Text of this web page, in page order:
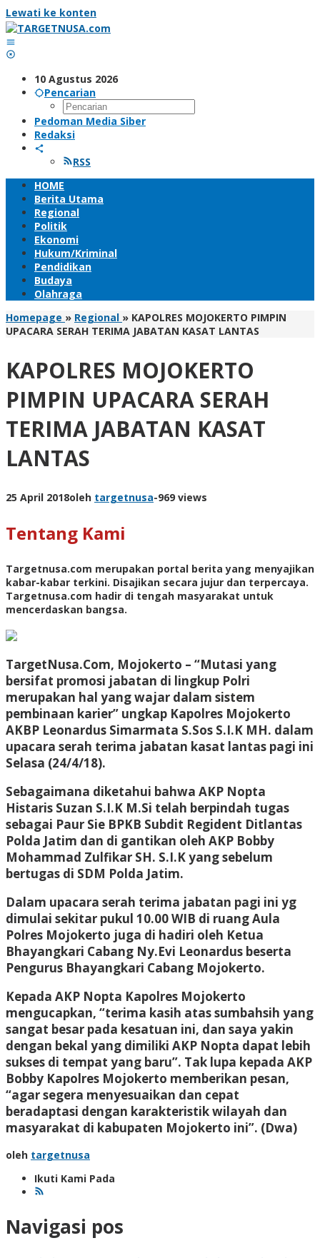
Lewati ke konten
10 Agustus 2026
Pencarian
Pedoman Media Siber
Redaksi
RSS
HOME
Berita Utama
Regional
Politik
Ekonomi
Hukum/Kriminal
Pendidikan
Budaya
Olahraga
Homepage » Regional » KAPOLRES MOJOKERTO PIMPIN
UPACARA SERAH TERIMA JABATAN KASAT LANTAS
KAPOLRES MOJOKERTO
PIMPIN UPACARA SERAH
TERIMA JABATAN KASAT
LANTAS
25 April 2018oleh targetnusa-969 views
Tentang Kami
Targetnusa.com merupakan portal berita yang menyajikan
kabar-kabar terkini. Disajikan secara jujur dan terpercaya.
Targetnusa.com hadir di tengah masyarakat untuk
mencerdaskan bangsa.
TargetNusa.Com, Mojokerto – “Mutasi yang
bersifat promosi jabatan di lingkup Polri
merupakan hal yang wajar dalam sistem
pembinaan karier” ungkap Kapolres Mojokerto
AKBP Leonardus Simarmata S.Sos S.I.K MH. dalam
upacara serah terima jabatan kasat lantas pagi ini
Selasa (24/4/18).
Sebagaimana diketahui bahwa AKP Nopta
Histaris Suzan S.I.K M.Si telah berpindah tugas
sebagai Paur Sie BPKB Subdit Regident Ditlantas
Polda Jatim dan di gantikan oleh AKP Bobby
Mohammad Zulfikar SH. S.I.K yang sebelum
bertugas di SDM Polda Jatim.
Dalam upacara serah terima jabatan pagi ini yg
dimulai sekitar pukul 10.00 WIB di ruang Aula
Polres Mojokerto juga di hadiri oleh Ketua
Bhayangkari Cabang Ny.Evi Leonardus beserta
Pengurus Bhayangkari Cabang Mojokerto.
Kepada AKP Nopta Kapolres Mojokerto
mengucapkan, “terima kasih atas sumbahsih yang
sangat besar pada kesatuan ini, dan saya yakin
dengan bekal yang dimiliki AKP Nopta dapat lebih
sukses di tempat yang baru”. Tak lupa kepada AKP
Bobby Kapolres Mojokerto memberikan pesan,
“agar segera menyesuaikan dan cepat
beradaptasi dengan karakteristik wilayah dan
masyarakat di kabupaten Mojokerto ini”. (Dwa)
oleh targetnusa
Ikuti Kami Pada
Navigasi pos